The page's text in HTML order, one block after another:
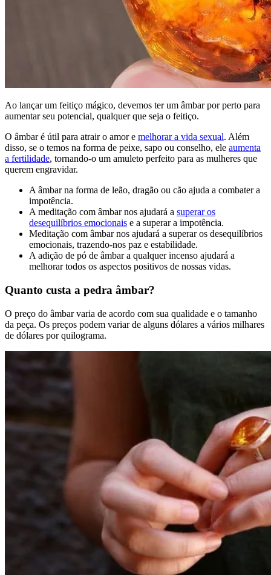
Ao lançar um feitiço mágico, devemos ter um âmbar por perto para
aumentar seu potencial, qualquer que seja o feitiço.
O âmbar é útil para atrair o amor e melhorar a vida sexual. Além
disso, se o temos na forma de peixe, sapo ou conselho, ele aumenta
a fertilidade, tornando-o um amuleto perfeito para as mulheres que
querem engravidar.
A âmbar na forma de leão, dragão ou cão ajuda a combater a
impotência.
A meditação com âmbar nos ajudará a superar os
desequilíbrios emocionais e a superar a impotência.
Meditação com âmbar nos ajudará a superar os desequilíbrios
emocionais, trazendo-nos paz e estabilidade.
A adição de pó de âmbar a qualquer incenso ajudará a
melhorar todos os aspectos positivos de nossas vidas.
Quanto custa a pedra âmbar?
O preço do âmbar varia de acordo com sua qualidade e o tamanho
da peça. Os preços podem variar de alguns dólares a vários milhares
de dólares por quilograma.